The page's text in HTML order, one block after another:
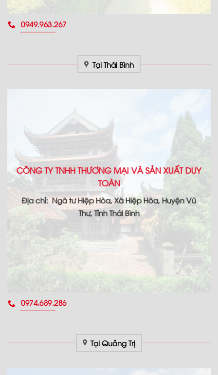
0949.963.267
Tại Thái Bình
CÔNG TY TNHH THƯƠNG MẠI VÀ SẢN XUẤT DUY
TOÀN
Địa chỉ: Ngã tư Hiệp Hòa, Xã Hiệp Hòa, Huyện Vũ
Thư, Tỉnh Thái Bình
0974.689.286
Tại Quảng Trị